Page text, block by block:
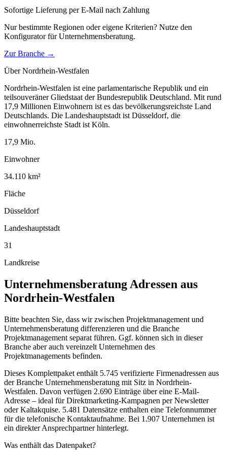
Sofortige Lieferung per E-Mail nach Zahlung
Nur bestimmte Regionen oder eigene Kriterien? Nutze den
Konfigurator fürUnternehmensberatung.
Zur Branche →
ÜberNordrhein-Westfalen
Nordrhein-Westfalen ist eine parlamentarische Republik und ein
teilsouveräner Gliedstaat der Bundesrepublik Deutschland. Mit rund
17,9 Millionen Einwohnern ist es das bevölkerungsreichste Land
Deutschlands. Die Landeshauptstadt ist Düsseldorf, die
einwohnerreichste Stadt ist Köln.
17,9 Mio.
Einwohner
34.110 km²
Fläche
Düsseldorf
Landeshauptstadt
31
Landkreise
Unternehmensberatung Adressen aus
Nordrhein-Westfalen
Bitte beachten Sie, dass wir zwischen Projektmanagement und
Unternehmensberatung differenzieren und die Branche
Projektmanagement separat führen. Ggf. können sich in dieser
Branche aber auch vereinzelt Unternehmen des
Projektmanagements befinden.
Dieses Komplettpaket enthält 5.745 verifizierte Firmenadressen aus
der Branche Unternehmensberatung mit Sitz in Nordrhein-
Westfalen. Davon verfügen 2.690 Einträge über eine E-Mail-
Adresse – ideal für Direktmarketing-Kampagnen per Newsletter
oder Kaltakquise. 5.481 Datensätze enthalten eine Telefonnummer
für die telefonische Kontaktaufnahme. Bei 1.907 Unternehmen ist
ein direkter Ansprechpartner hinterlegt.
Was enthält das Datenpaket?